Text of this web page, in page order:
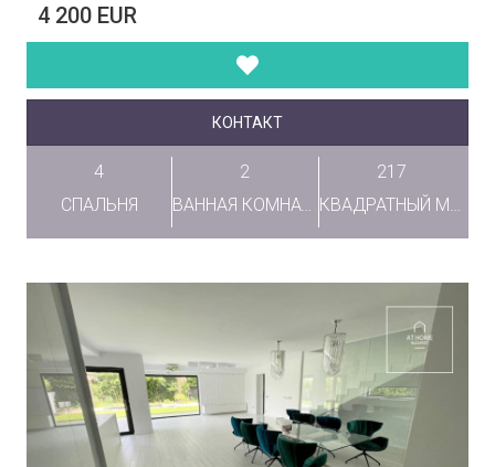
4 200 EUR
КОНТАКТ
4
СПАЛЬНЯ
2
217